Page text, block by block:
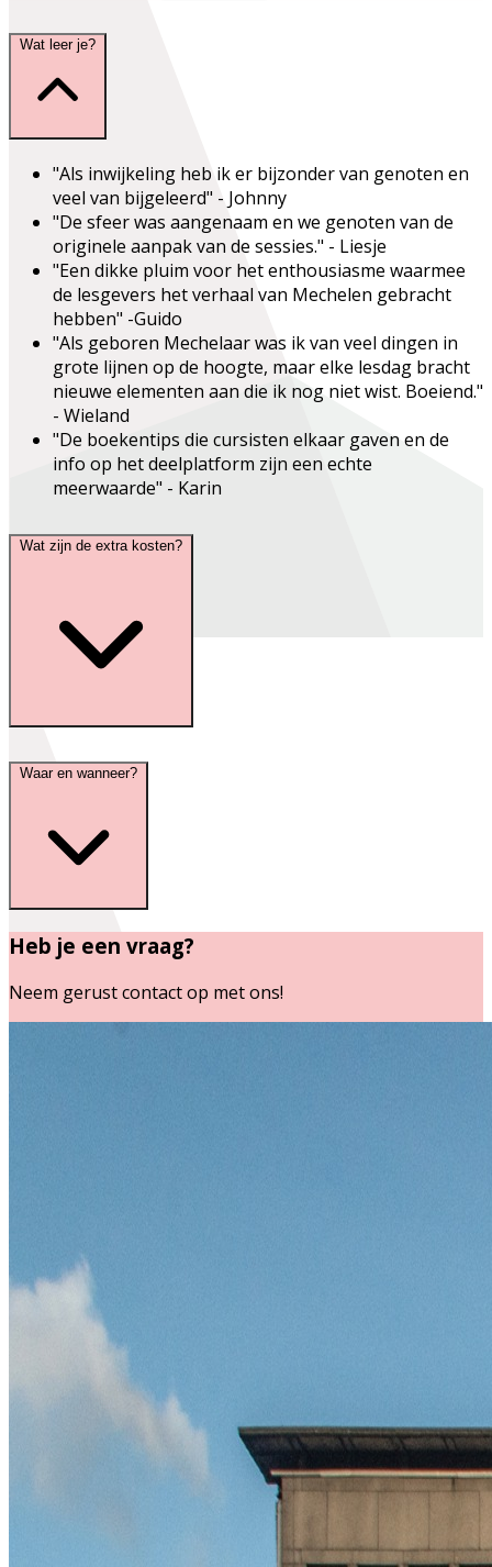
Wat leer je?
"Als inwijkeling heb ik er bijzonder van genoten en
veel van bijgeleerd" - Johnny
"De sfeer was aangenaam en we genoten van de
originele aanpak van de sessies." - Liesje
"Een dikke pluim voor het enthousiasme waarmee
de lesgevers het verhaal van Mechelen gebracht
hebben" -Guido
"Als geboren Mechelaar was ik van veel dingen in
grote lijnen op de hoogte, maar elke lesdag bracht
nieuwe elementen aan die ik nog niet wist. Boeiend."
- Wieland
"De boekentips die cursisten elkaar gaven en de
info op het deelplatform zijn een echte
meerwaarde" - Karin
Wat zijn de extra kosten?
Waar en wanneer?
Heb je een vraag?
Neem gerust contact op met ons!